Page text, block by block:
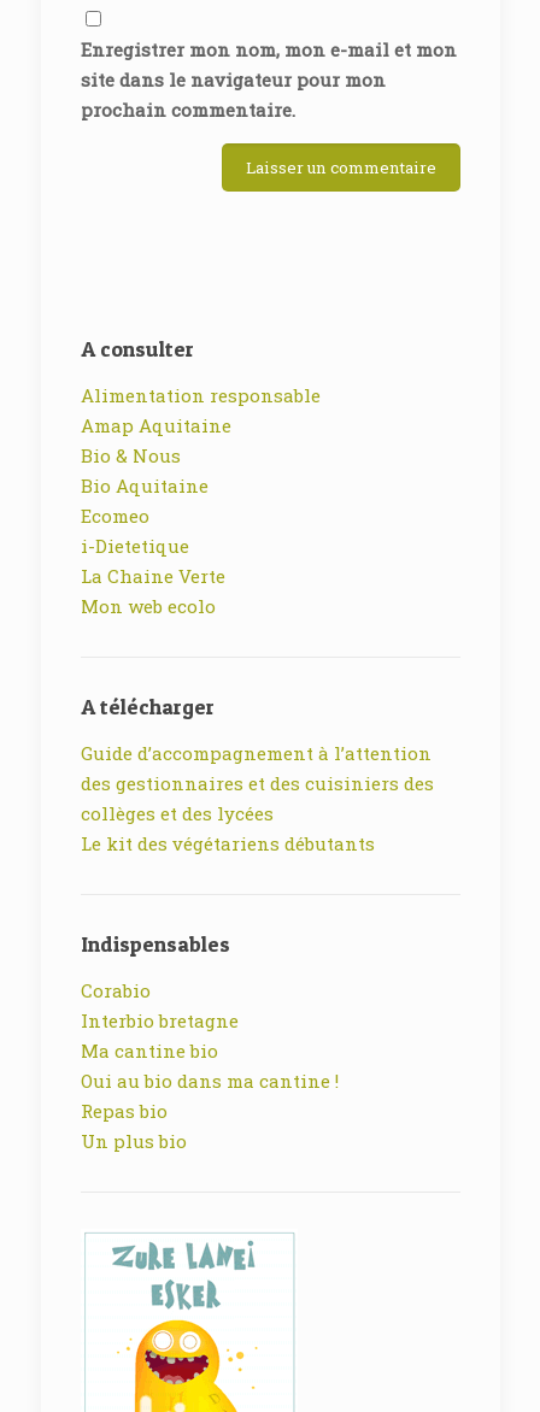
Enregistrer mon nom, mon e-mail et mon
site dans le navigateur pour mon
prochain commentaire.
A consulter
Alimentation responsable
Amap Aquitaine
Bio & Nous
Bio Aquitaine
Ecomeo
i-Dietetique
La Chaine Verte
Mon web ecolo
A télécharger
Guide d’accompagnement à l’attention
des gestionnaires et des cuisiniers des
collèges et des lycées
Le kit des végétariens débutants
Indispensables
Corabio
Interbio bretagne
Ma cantine bio
Oui au bio dans ma cantine !
Repas bio
Un plus bio